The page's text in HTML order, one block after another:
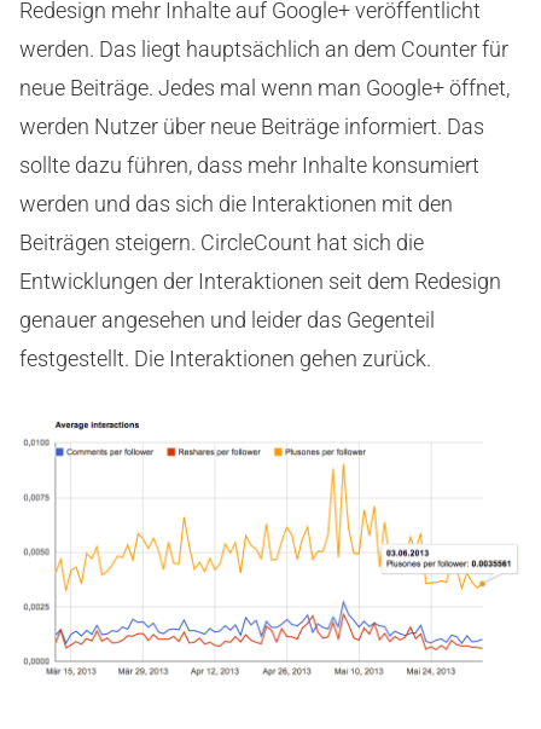
Redesign mehr Inhalte auf Google+ veröffentlicht
werden. Das liegt hauptsächlich an dem Counter für
neue Beiträge. Jedes mal wenn man Google+ öffnet,
werden Nutzer über neue Beiträge informiert. Das
sollte dazu führen, dass mehr Inhalte konsumiert
werden und das sich die Interaktionen mit den
Beiträgen steigern. CircleCount hat sich die
Entwicklungen der Interaktionen seit dem Redesign
genauer angesehen und leider das Gegenteil
festgestellt. Die Interaktionen gehen zurück.